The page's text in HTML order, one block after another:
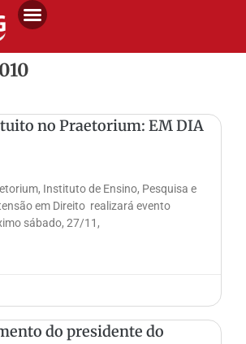
no Praetorium: EM DIA
Instituto de Ensino, Pesquisa e
em Direito realizará evento
sábado, 27/11,
do presidente do